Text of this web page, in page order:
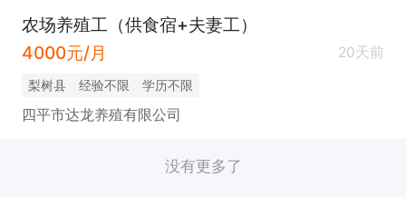
农场养殖工（供食宿+夫妻工）
4000元/月
20天前
梨树县 经验不限 学历不限
四平市达龙养殖有限公司
没有更多了